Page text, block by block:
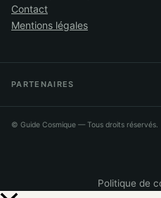
Contact
Mentions légales
PARTENAIRES
© Guide Cosmique — Tous droits réservés.
Politique de